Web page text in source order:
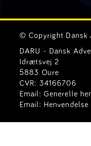
© Copyright Dansk
DARU - Dansk
Idrætsvej 2
5883 Oure
CVR: 34166706
Email: Generelle
Email: